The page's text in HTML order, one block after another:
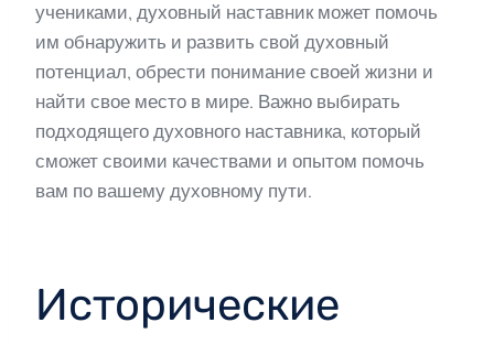
учениками, духовный наставник может помочь
им обнаружить и развить свой духовный
потенциал, обрести понимание своей жизни и
найти свое место в мире. Важно выбирать
подходящего духовного наставника, который
сможет своими качествами и опытом помочь
вам по вашему духовному пути.
Исторические